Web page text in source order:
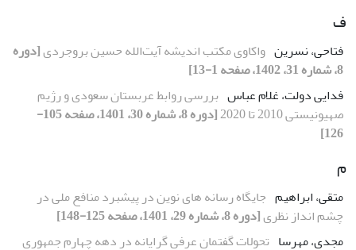
ف
فتاحی، نسرین واکاوی مکتب اندیشه آیت‌الله حسین بروجردی[دوره
8، شماره 31، 1402، صفحه 1-13]
فدایی دولت، غلام عباس بررسی روابط عربستان سعودی و رژیم
صهیونیستی 2010 تا 2020
[دوره 8، شماره 30، 1401، صفحه 105-
126]
م
متقی، ابراهیم جایگاه رسانه های نوین در پیشبرد منافع ملی در
چشم انداز نظری[دوره 8، شماره 29، 1401، صفحه 125-148]
مجدی، مهرسا تحولات گفتمان عرفی گرایانه در دهه چهارم جمهوری